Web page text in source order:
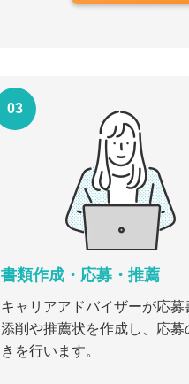
03
書類作成・応募・推薦
キャリアアドバイザーが応募
添削や推薦状を作成し、応募
きを行います。